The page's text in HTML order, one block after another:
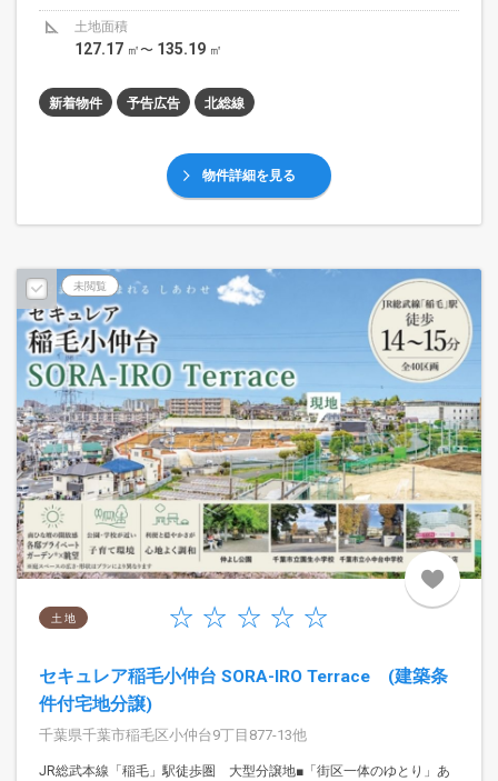
土地面積
127.17 ㎡〜 135.19 ㎡
新着物件 予告広告 北総線
物件詳細を見る
未閲覧
土 地
セキュレア稲毛小仲台 SORA-IRO Terrace (建築条
件付宅地分譲)
千葉県千葉市稲毛区小仲台9丁目877-13他
JR総武本線「稲毛」駅徒歩圏 大型分譲地■「街区一体のゆとり」あ